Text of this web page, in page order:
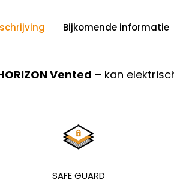
Bijkomende informatie
Vented – kan
SAFE GUARD